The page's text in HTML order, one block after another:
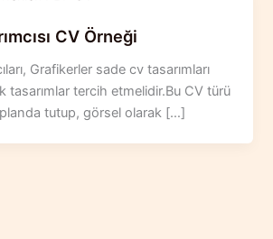
CV Örneği
Grafikerler sade cv tasarımları
tasarımlar tercih etmelidir.Bu CV türü
tutup, görsel olarak […]